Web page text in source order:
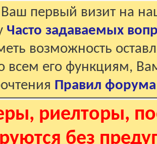
Ваш первый визит на
Часто задаваемых
возможность
всем его функциям,
Правил форума
риелторы,
без